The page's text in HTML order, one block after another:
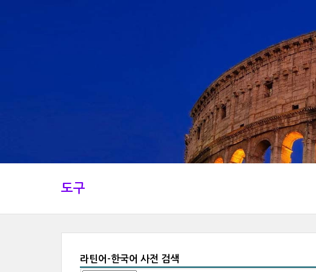
도구
라틴어-한국어 사전 검색